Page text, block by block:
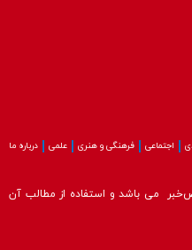
اجتماعی فرهنگی و هنری علمی درباره ما
می باشد و استفاده از مطالب آن